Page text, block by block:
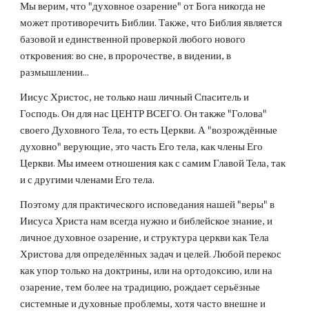
Мы верим, что "духовное озарение" от Бога никогда не
может противоречить Библии. Также, что Библия является
базовой и единственной проверкой любого нового
откровения: во сне, в пророчестве, в видении, в
размышлении...
Иисус Христос, не только наш личный Спаситель и
Господь. Он для нас ЦЕНТР ВСЕГО. Он также "Голова"
своего Духовного Тела, то есть Церкви. А "возрождённые
духовно" верующие, это часть Его тела, как члены Его
Церкви. Мы имеем отношения как с самим Главой Тела, так
и с другими членами Его тела.
Поэтому для практического исповедания нашей "веры" в
Иисуса Христа нам всегда нужно и библейское знание, и
личное духовное озарение, и структура церкви как Тела
Христова для определённых задач и целей. Любой перекос
как упор только на доктрины, или на ортодоксию, или на
озарение, тем более на традицию, рождает серьёзные
системные и духовные проблемы, хотя часто внешне и